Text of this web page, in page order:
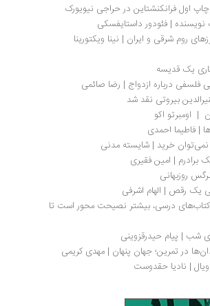
| فئودور داستایفسکی
اعراب در حدود مرزهای روم شرقی و ایران | نینا ویکتورینا
قدیسه
درباره ازدواج | رضا صائمی
بیروتی نقد شد
اکو
احمدی
خرید | شایسته مدنی
| امین فقیری
| الهام اشرفی
مهدی ابوالقاسمی: کتاب‌های درسی، بیشتر نصیحت محور است تا
پیام حیدرقزوینی
تمرین؛ جهان پنهان | مهدی کریمی
حقدوست